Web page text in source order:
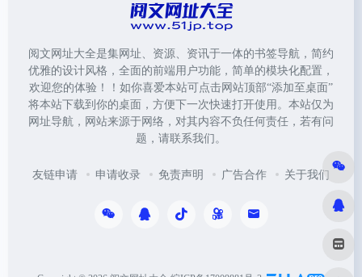
阅文网址大全是集网址、资源、资讯于一体的书签导航，简约
优雅的设计风格，全面的前端用户功能，简单的模块化配置，
欢迎您的体验！！如你喜爱本站可点击网站顶部“添加至桌面”
将本站下载到你的桌面，方便下一次快速打开使用。本站仅为
网址导航，网站来源于网络，对其内容不负任何责任，若有问
题，请联系我们。
友链申请 申请收录 免责声明 广告合作 关于我们